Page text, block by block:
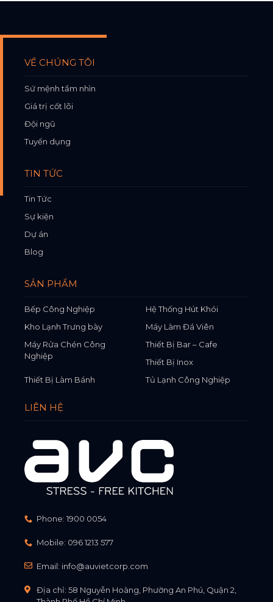
VỀ CHÚNG TÔI
Sứ mệnh tầm nhìn
Giá trị cốt lõi
Đội ngũ
Tuyển dụng
TIN TỨC
Tin Tức
Sự kiện
Dự án
Blog
SẢN PHẨM
Bếp Công Nghiệp
Hệ Thống Hút Khói
Kho Lạnh Trưng bày
Máy Làm Đá Viên
Máy Rửa Chén Công
Nghiệp
Thiết Bị Bar – Cafe
Thiết Bị Inox
Thiết Bị Làm Bánh
Tủ Lạnh Công Nghiệp
LIÊN HỆ
Phone: 1900 0054
Mobile: 096 1213 577
Email: info@auvietcorp.com
Địa chỉ: 58 Nguyễn Hoàng, Phường An Phú, Quận 2,